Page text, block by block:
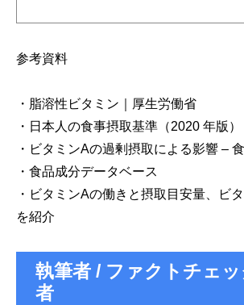
参考資料
・脂溶性ビタミン｜厚生労働省
・日本人の食事摂取基準（2020 年版
・ビタミンAの過剰摂取による影響 –
・食品成分データベース
・ビタミンAの働きと摂取目安量、ビ
を紹介
執筆者 / ファクトチェ
者